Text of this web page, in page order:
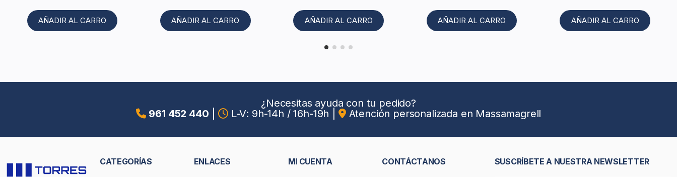
AÑADIR AL CARRO AÑADIR AL CARRO AÑADIR AL CARRO AÑADIR AL CARRO AÑADIR AL CARRO
¿Necesitas ayuda con tu pedido?
961 452 440
L-V: 9h-14h / 16h-19h Atención personalizada en Massamagrell
CATEGORÍAS ENLACES MI CUENTA CONTÁCTANOS SUSCRÍBETE A NUESTRA NEWSLETTER